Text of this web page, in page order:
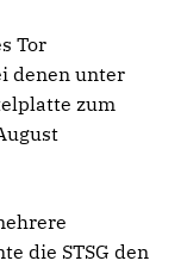
Tor
denen unter
zum
die STSG den